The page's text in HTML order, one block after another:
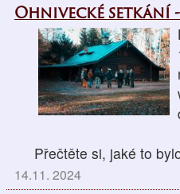
Ohnivecké setkání
Přečtěte si, jaké to
14.11. 2024